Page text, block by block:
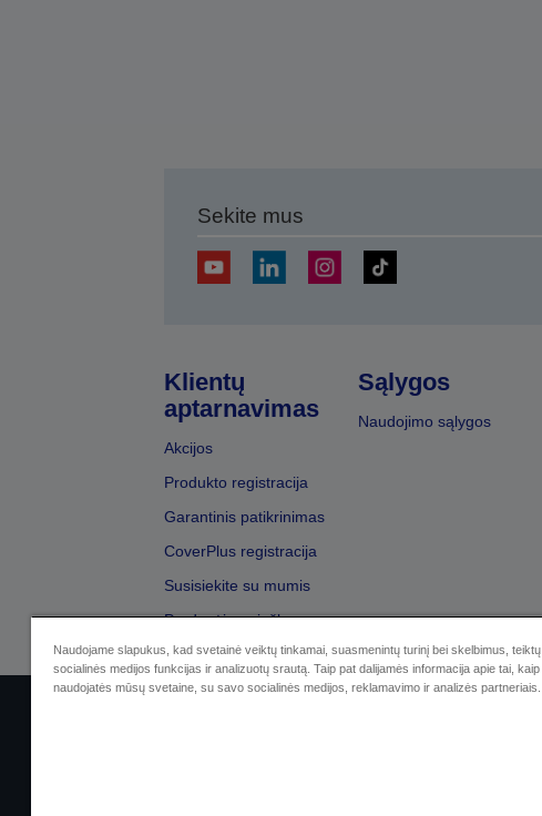
Sekite mus
Klientų
aptarnavimas
Akcijos
Produkto registracija
Garantinis patikrinimas
CoverPlus registracija
Susisiekite su mumis
Pardavėjų paieška
Sąlygos
Naudojimo sąlygos
Naudojame slapukus, kad svetainė veiktų tinkamai, suasmenintų turinį bei skelbimus, teiktų
socialinės medijos funkcijas ir analizuotų srautą. Taip pat dalijamės informacija apie tai, kaip
naudojatės mūsų svetaine, su savo socialinės medijos, reklamavimo ir analizės partneriais.